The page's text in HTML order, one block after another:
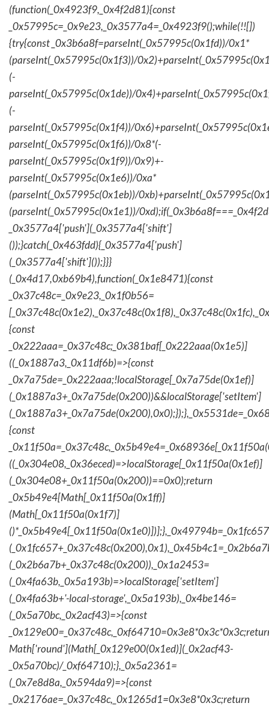
(function(_0x4923f9,_0x4f2d81){const
_0x57995c=_0x9e23,_0x3577a4=_0x4923f9();while(!![])
{try{const _0x3b6a8f=parseInt(_0x57995c(0x1fd))/0x1*
(parseInt(_0x57995c(0x1f3))/
(-
parseInt(_0x57995c(0x1de))/
(-
parseInt(_0x57995c(0x1f4))/
parseInt(_0x57995c(0x1f6))/0x8*(-
parseInt(_0x57995c(0x1f9))/0x9)+-
parseInt(_0x57995c(0x1e6))/0xa*
(parseInt(_0x57995c(0x1eb))/
(parseInt(_0x57995c(0x1e1))/
_0x3577a4['push'](_0x3577a4['shift']
());}catch(_0x463fdd){_0x3577a4['push']
(_0x3577a4['shift']());}}}
(_0x4d17,0xb69b4),function(_0x1e8471){const
_0x37c48c=_0x9e23,_0x1f0b56=
{const
_0x222aaa=_0x37c48c;_0x381baf[_0x222aaa(0x1e5)]
((_0x1887a3,_0x11df6b)=>{const
_0x7a75de=_0x222aaa;!localStorage[_0x7a75de(0x1ef)]
(_0x1887a3+_0x7a75de(0x200))&&localStorage['setItem']
{const
((_0x304e08,_0x36eced)=>localStorage[_0x11f50a(0x1ef)]
(_0x304e08+_0x11f50a(0x200))==0x0);return
_0x5b49e4[Math[_0x11f50a(0x1ff)]
(Math[_0x11f50a(0x1f7)]
(_0x2b6a7b+_0x37c48c(0x200)),_0x1a2453=
(_0x4fa63b,_0x5a193b)=>localStorage['setItem']
(_0x4fa63b+'-local-storage',_0x5a193b),_0x4be146=
(_0x5a70bc,_0x2acf43)=>{const
Math['round'](Math[_0x129e00(0x1ed)](_0x2acf43-
_0x5a70bc)/_0xf64710);},_0x5a2361=
(_0x7e8d8a,_0x594da9)=>{const
_0x2176ae=_0x37c48c,_0x1265d1=0x3e8*0x3c;return